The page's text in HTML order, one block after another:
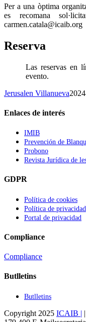
Per a una òptima
es recomana
carmen.catala@icaib.org
Reserva
Las reservas en
evento.
Jerusalen Villanueva
Enlaces de interés
IMIB
Prevención de
Probono
Revista Jurídica de
GDPR
Política de cookies
Política de privacidad
Portal de privacidad
Compliance
Compliance
Butlletins
Butlletins
Copyright 2025 ICAIB |